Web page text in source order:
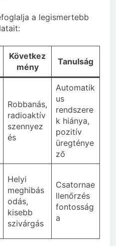
a legismertebb
Következ
mény
Tanulság
Robbanás,
radioaktív
szennyez
és
Automatik
us
rendszere
k hiánya,
pozitív
üregténye
ző
Helyi
meghibás
odás,
kisebb
szivárgás
Csatornae
llenőrzés
fontosság
a